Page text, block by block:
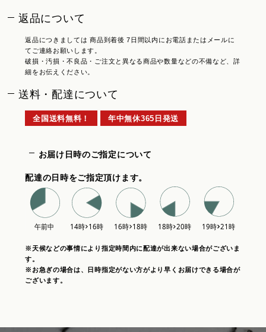
返品について
返品につきましては 商品到着後 7日間以内にお電話またはメールに
てご連絡お願いします。
破損・汚損・不良品・ご注文と異なる商品や数量などの不備など、詳
細をお伝えください。
送料・配達について
全国送料無料！ 年中無休365日発送
お届け日時のご指定について
配達の日時をご指定頂けます。
※天候などの事情により指定時間内に配達が出来ない場合がございま
す。
※お急ぎの場合は、日時指定がない方がより早くお届けできる場合が
ございます。